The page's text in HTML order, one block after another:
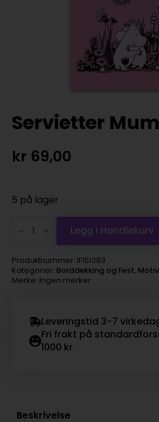
Servietter
kr 69,00
5 på lager
Servietter
Mummi
Klem
Legg I Handlekurv
Produktnummer: IF151283
Kategorier: Borddekking og Fest, Motiv
Merke: Ingen merker
Leveringstid 3-7
Fri frakt på
1000 kr
Beskrivelse